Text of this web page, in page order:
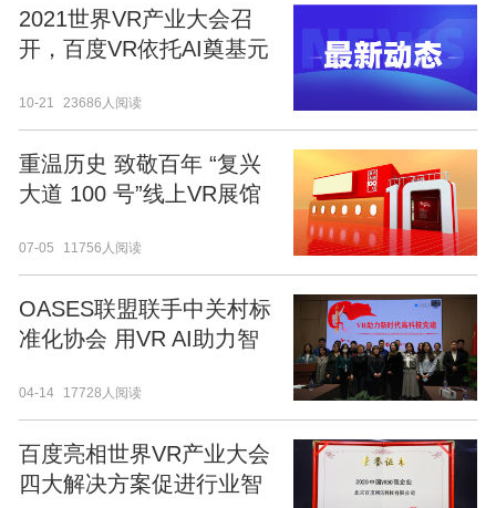
2021世界VR产业大会召
开，百度VR依托AI奠基元
10-21 23686人阅读
重温历史 致敬百年 “复兴
大道 100 号”线上VR展馆
07-05 11756人阅读
OASES联盟联手中关村标
准化协会 用VR AI助力智
04-14 17728人阅读
百度亮相世界VR产业大会
四大解决方案促进行业智